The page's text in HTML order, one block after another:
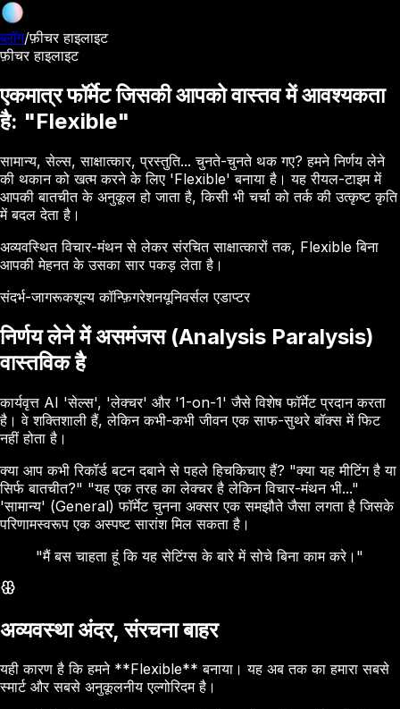
ब्लॉग/फ़ीचर हाइलाइट
फ़ीचर हाइलाइट
एकमात्र फॉर्मेट जिसकी आपको वास्तव में आवश्यकता
है: "Flexible"
सामान्य, सेल्स, साक्षात्कार, प्रस्तुति... चुनते-चुनते थक गए? हमने निर्णय लेने
की थकान को खत्म करने के लिए 'Flexible' बनाया है। यह रीयल-टाइम में
आपकी बातचीत के अनुकूल हो जाता है, किसी भी चर्चा को तर्क की उत्कृष्ट कृति
में बदल देता है।
अव्यवस्थित विचार-मंथन से लेकर संरचित साक्षात्कारों तक, Flexible बिना
आपकी मेहनत के उसका सार पकड़ लेता है।
संदर्भ-जागरूकशून्य कॉन्फ़िगरेशनयूनिवर्सल एडाप्टर
निर्णय लेने में असमंजस (Analysis Paralysis)
वास्तविक है
कार्यवृत्त AI 'सेल्स', 'लेक्चर' और '1-on-1' जैसे विशेष फॉर्मेट प्रदान करता
है। वे शक्तिशाली हैं, लेकिन कभी-कभी जीवन एक साफ-सुथरे बॉक्स में फिट
नहीं होता है।
क्या आप कभी रिकॉर्ड बटन दबाने से पहले हिचकिचाए हैं? "क्या यह मीटिंग है या
सिर्फ बातचीत?" "यह एक तरह का लेक्चर है लेकिन विचार-मंथन भी..."
'सामान्य' (General) फॉर्मेट चुनना अक्सर एक समझौते जैसा लगता है जिसके
परिणामस्वरूप एक अस्पष्ट सारांश मिल सकता है।
"मैं बस चाहता हूं कि यह सेटिंग्स के बारे में सोचे बिना काम करे।"
अव्यवस्था अंदर, संरचना बाहर
यही कारण है कि हमने **Flexible** बनाया। यह अब तक का हमारा सबसे
स्मार्ट और सबसे अनुकूलनीय एल्गोरिदम है।